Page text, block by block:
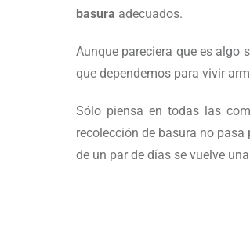
basura adecuados.
Aunque pareciera que es algo
que dependemos para vivir
Sólo piensa en todas las
recolección de basura no
de un par de días se vuelve